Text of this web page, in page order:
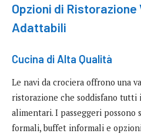
Opzioni di
Adattabili
Cucina di Alta Qualità
Le navi da crociera offrono una
ristorazione che soddisfano tutti
alimentari. I passeggeri
formali, buffet informali e